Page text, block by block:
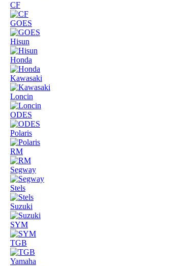
CF
GOES
Hisun
Honda
Kawasaki
Loncin
ODES
Polaris
RM
Segway
Stels
Suzuki
SYM
TGB
Yamaha